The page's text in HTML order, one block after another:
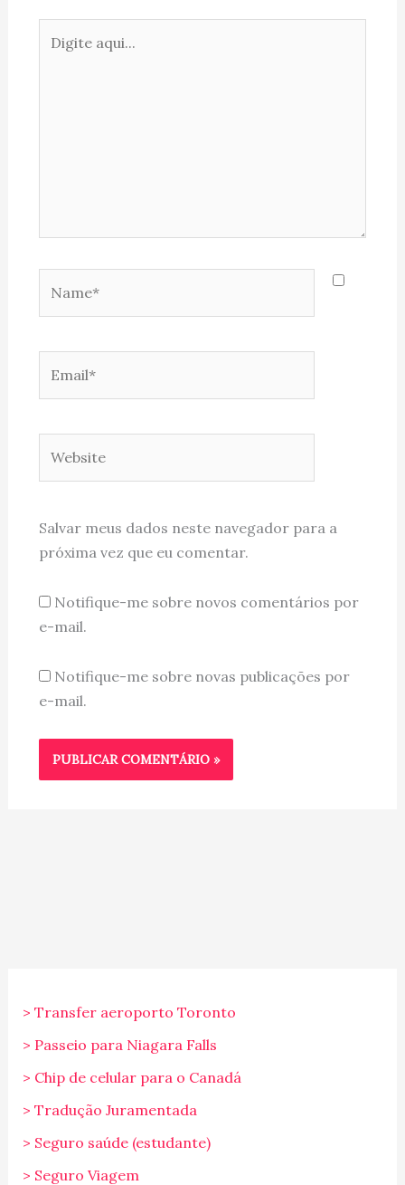
aqui...
Salvar meus dados neste navegador para a
próxima vez que eu comentar.
Notifique-me sobre novos comentários por
e-mail.
Notifique-me sobre novas publicações por
e-mail.
> Transfer aeroporto Toronto
> Passeio para Niagara Falls
> Chip de celular para o Canadá
> Tradução Juramentada
> Seguro saúde (estudante)
> Seguro Viagem